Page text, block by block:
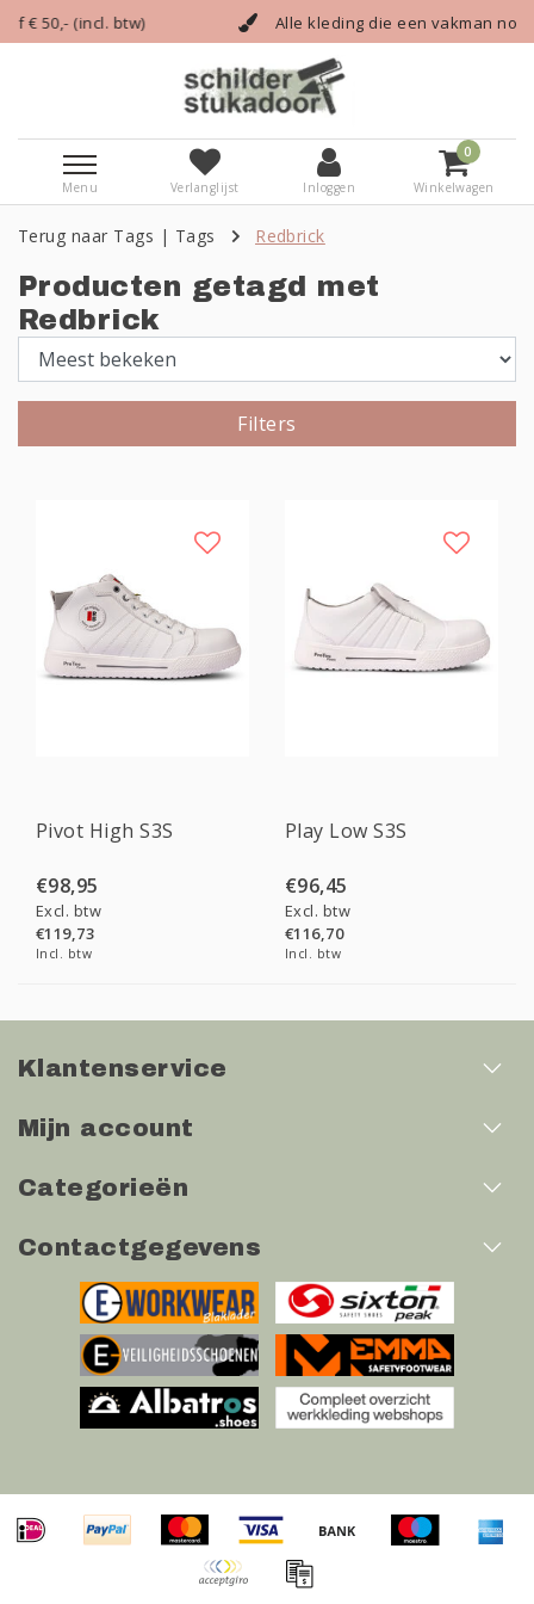
(incl. btw) Alle kleding die een vakman nodig
Menu Verlanglijst Inloggen
0
Winkelwagen
Terug naar Tags | Tags Redbrick
Producten getagd met
Redbrick
Filters
Pivot High S3S
€98,95
Excl. btw
€119,73
Incl. btw
Play Low S3S
€96,45
Excl. btw
€116,70
Incl. btw
Klantenservice
Mijn account
Categorieën
Contactgegevens